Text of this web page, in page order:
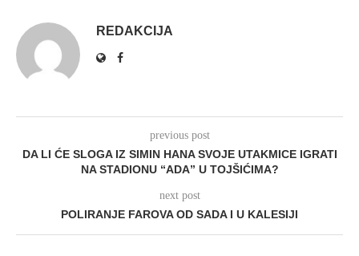
REDAKCIJA
previous post
DA LI ĆE SLOGA IZ SIMIN HANA SVOJE UTAKMICE IGRATI
NA STADIONU “ADA” U TOJŠIĆIMA?
next post
POLIRANJE FAROVA OD SADA I U KALESIJI